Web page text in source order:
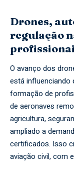
Drones,
regulação
O avanço dos
está influenciando
formação de
de aeronaves
agricultura,
ampliado a
certificados. Isso
aviação civil, com